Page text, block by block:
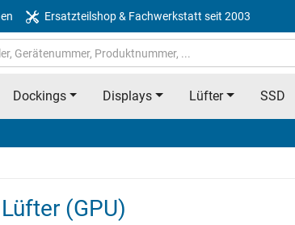
Ersatzteilshop & Fachwerkstatt seit 2003
Dockings Displays Lüfter SSD
(GPU)